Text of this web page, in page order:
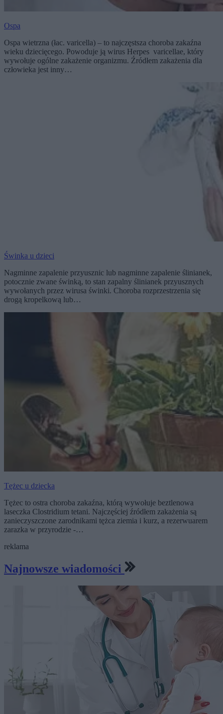
Ospa
Ospa wietrzna (łac. varicella) – to najczęstsza choroba zakaźna
wieku dziecięcego. Powoduje ją wirus Herpes varicellae, który
wywołuje ogólne zakażenie organizmu. Źródłem zakażenia dla
człowieka jest inny…
Świnka u dzieci
Nagminne zapalenie przyusznic lub nagminne zapalenie ślinianek,
potocznie zwane świnką, to stan zapalny ślinianek przyusznych
wywołanych przez wirusa świnki. Choroba rozprzestrzenia się
drogą kropelkową lub…
Tężec u dziecka
Tężec to ostra choroba zakaźna, którą wywołuje beztlenowa
laseczka Clostridium tetani. Najczęściej źródłem zakażenia są
zanieczyszczone zarodnikami tężca ziemia i kurz, a rezerwuarem
zarazka w przyrodzie -…
reklama
Najnowsze wiadomości